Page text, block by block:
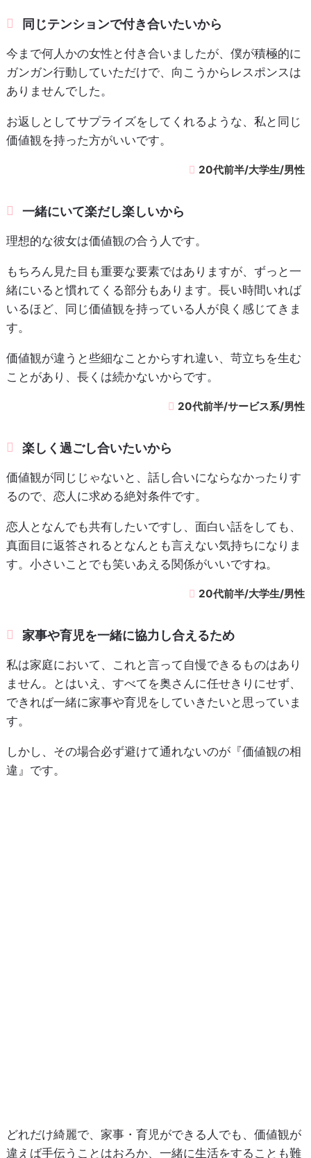
同じテンションで付き合いたいから
今まで何人かの女性と付き合いましたが、僕が積極的に
ガンガン行動していただけで、向こうからレスポンスは
ありませんでした。
お返しとしてサプライズをしてくれるような、私と同じ
価値観を持った方がいいです。
20代前半/大学生/男性
一緒にいて楽だし楽しいから
理想的な彼女は価値観の合う人です。
もちろん見た目も重要な要素ではありますが、ずっと一
緒にいると慣れてくる部分もあります。長い時間いれば
いるほど、同じ価値観を持っている人が良く感じてきま
す。
価値観が違うと些細なことからすれ違い、苛立ちを生む
ことがあり、長くは続かないからです。
20代前半/サービス系/男性
楽しく過ごし合いたいから
価値観が同じじゃないと、話し合いにならなかったりす
るので、恋人に求める絶対条件です。
恋人となんでも共有したいですし、面白い話をしても、
真面目に返答されるとなんとも言えない気持ちになりま
す。小さいことでも笑いあえる関係がいいですね。
20代前半/大学生/男性
家事や育児を一緒に協力し合えるため
私は家庭において、これと言って自慢できるものはあり
ません。とはいえ、すべてを奥さんに任せきりにせず、
できれば一緒に家事や育児をしていきたいと思っていま
す。
しかし、その場合必ず避けて通れないのが『価値観の相
違』です。
どれだけ綺麗で、家事・育児ができる人でも、価値観が
違えば手伝うことはおろか、一緒に生活をすることも難